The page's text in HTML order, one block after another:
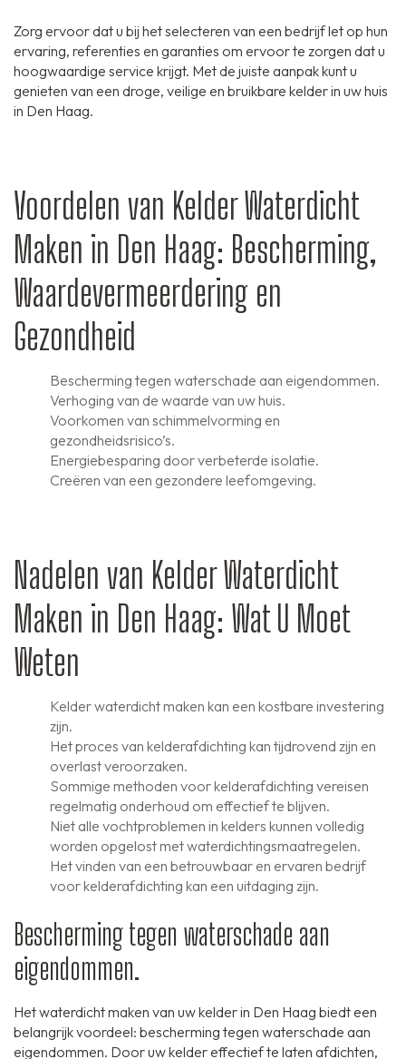
Zorg ervoor dat u bij het selecteren van een bedrijf let op hun
ervaring, referenties en garanties om ervoor te zorgen dat u
hoogwaardige service krijgt. Met de juiste aanpak kunt u
genieten van een droge, veilige en bruikbare kelder in uw huis
in Den Haag.
Voordelen van Kelder Waterdicht
Maken in Den Haag: Bescherming,
Waardevermeerdering en
Gezondheid
Bescherming tegen waterschade aan eigendommen.
Verhoging van de waarde van uw huis.
Voorkomen van schimmelvorming en
gezondheidsrisico’s.
Energiebesparing door verbeterde isolatie.
Creëren van een gezondere leefomgeving.
Nadelen van Kelder Waterdicht
Maken in Den Haag: Wat U Moet
Weten
Kelder waterdicht maken kan een kostbare investering
zijn.
Het proces van kelderafdichting kan tijdrovend zijn en
overlast veroorzaken.
Sommige methoden voor kelderafdichting vereisen
regelmatig onderhoud om effectief te blijven.
Niet alle vochtproblemen in kelders kunnen volledig
worden opgelost met waterdichtingsmaatregelen.
Het vinden van een betrouwbaar en ervaren bedrijf
voor kelderafdichting kan een uitdaging zijn.
Bescherming tegen waterschade aan
eigendommen.
Het waterdicht maken van uw kelder in Den Haag biedt een
belangrijk voordeel: bescherming tegen waterschade aan
eigendommen. Door uw kelder effectief te laten afdichten,